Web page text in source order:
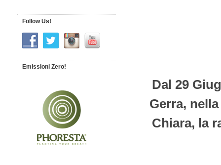
Dal 29
Gerra,
Chiara, la
Follow Us!
Emissioni Zero!